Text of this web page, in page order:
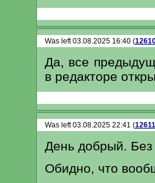
Was left 03.08.2025 16:40 (
Да, все
в редакторе
Was left 03.08.2025 22:41 (12611
День добрый. Без
Обидно, что